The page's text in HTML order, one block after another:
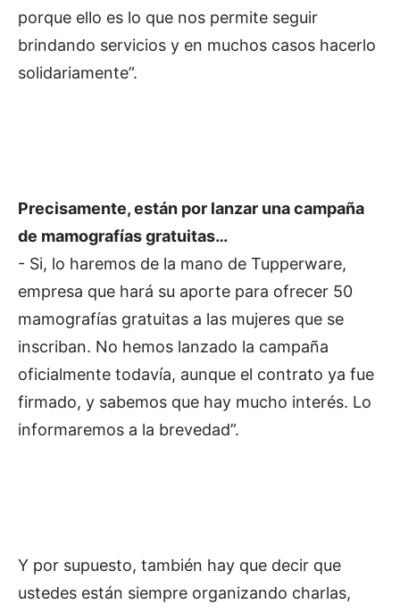
porque ello es lo que nos permite seguir
brindando servicios y en muchos casos hacerlo
solidariamente”.
Precisamente, están por lanzar una campaña
de mamografías gratuitas…
- Si, lo haremos de la mano de Tupperware,
empresa que hará su aporte para ofrecer 50
mamografías gratuitas a las mujeres que se
inscriban. No hemos lanzado la campaña
oficialmente todavía, aunque el contrato ya fue
firmado, y sabemos que hay mucho interés. Lo
informaremos a la brevedad”.
Y por supuesto, también hay que decir que
ustedes están siempre organizando charlas,